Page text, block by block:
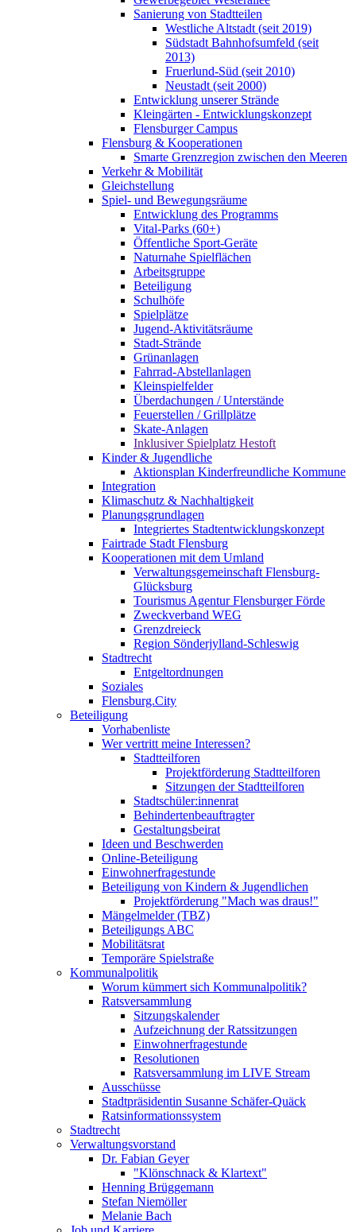
Sanierung von Stadtteilen
Westliche Altstadt (seit 2019)
Südstadt Bahnhofsumfeld (seit
2013)
Fruerlund-Süd (seit 2010)
Neustadt (seit 2000)
Entwicklung unserer Strände
Kleingärten - Entwicklungskonzept
Flensburger Campus
Flensburg & Kooperationen
Smarte Grenzregion zwischen den Meeren
Verkehr & Mobilität
Gleichstellung
Spiel- und Bewegungsräume
Entwicklung des Programms
Vital-Parks (60+)
Öffentliche Sport-Geräte
Naturnahe Spielflächen
Arbeitsgruppe
Beteiligung
Schulhöfe
Spielplätze
Jugend-Aktivitätsräume
Stadt-Strände
Grünanlagen
Fahrrad-Abstellanlagen
Kleinspielfelder
Überdachungen / Unterstände
Feuerstellen / Grillplätze
Skate-Anlagen
Inklusiver Spielplatz Hestoft
Kinder & Jugendliche
Aktionsplan Kinderfreundliche Kommune
Integration
Klimaschutz & Nachhaltigkeit
Planungsgrundlagen
Integriertes Stadtentwicklungskonzept
Fairtrade Stadt Flensburg
Kooperationen mit dem Umland
Verwaltungsgemeinschaft Flensburg-
Glücksburg
Tourismus Agentur Flensburger Förde
Zweckverband WEG
Grenzdreieck
Region Sönderjylland-Schleswig
Stadtrecht
Entgeltordnungen
Soziales
Flensburg.City
Beteiligung
Vorhabenliste
Wer vertritt meine Interessen?
Stadtteilforen
Projektförderung Stadtteilforen
Sitzungen der Stadtteilforen
Stadtschüler:innenrat
Behindertenbeauftragter
Gestaltungsbeirat
Ideen und Beschwerden
Online-Beteiligung
Einwohnerfragestunde
Beteiligung von Kindern & Jugendlichen
Projektförderung "Mach was draus!"
Mängelmelder (TBZ)
Beteiligungs ABC
Mobilitätsrat
Temporäre Spielstraße
Kommunalpolitik
Worum kümmert sich Kommunalpolitik?
Ratsversammlung
Sitzungskalender
Aufzeichnung der Ratssitzungen
Einwohnerfragestunde
Resolutionen
Ratsversammlung im LIVE Stream
Ausschüsse
Stadtpräsidentin Susanne Schäfer-Quäck
Ratsinformationssystem
Stadtrecht
Verwaltungsvorstand
Dr. Fabian Geyer
"Klönschnack & Klartext"
Henning Brüggemann
Stefan Niemöller
Melanie Bach